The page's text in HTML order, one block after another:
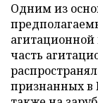
Одним из
часть
признанных в